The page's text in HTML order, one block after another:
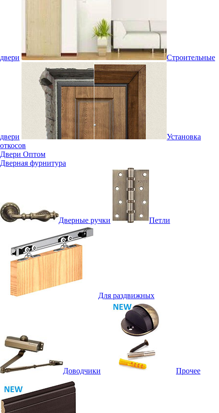
двери Строительные
двери
Установка
откосов
Двери Оптом
Дверная фурнитура
Дверные ручки Петли
Для раздвижных
Доводчики Прочее